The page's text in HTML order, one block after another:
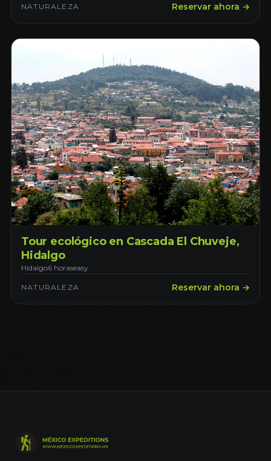
NATURALEZA Reservar ahora →
Tour ecológico en Cascada El Chuveje,
Hidalgo
Hidalgo6 horaseasy
NATURALEZA Reservar ahora →